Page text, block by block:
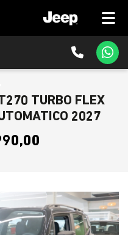
TURBO FLEX
2027